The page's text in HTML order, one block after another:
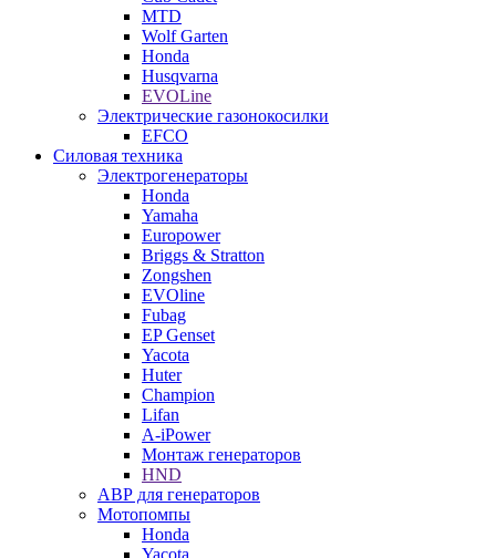
MTD
Wolf Garten
Honda
Husqvarna
EVOLine
Электрические газонокосилки
EFCO
Силовая техника
Электрогенераторы
Honda
Yamaha
Europower
Briggs & Stratton
Zongshen
EVOline
Fubag
EP Genset
Yacota
Huter
Champion
Lifan
A-iPower
Монтаж генераторов
HND
АВР для генераторов
Мотопомпы
Honda
Yacota